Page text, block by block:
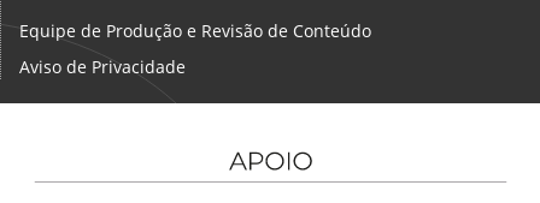
Equipe de Produção e Revisão de Conteúdo
Aviso de Privacidade